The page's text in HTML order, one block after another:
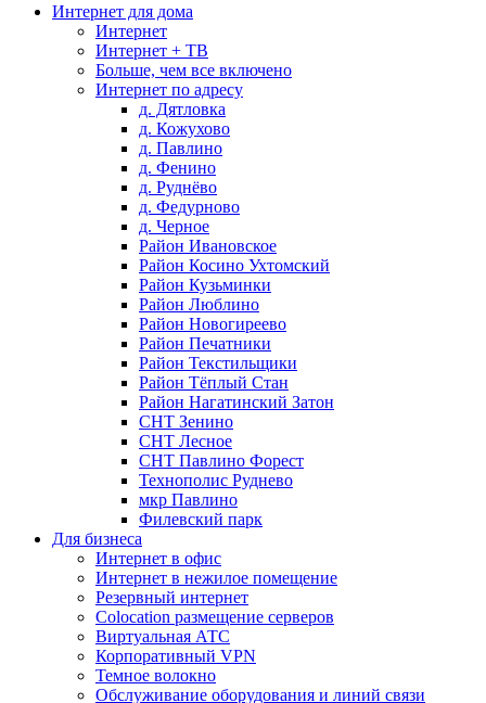
Интернет для дома
Интернет
Интернет + ТВ
Больше, чем все включено
Интернет по адресу
д. Дятловка
д. Кожухово
д. Павлино
д. Фенино
д. Руднёво
д. Федурново
д. Черное
Район Ивановское
Район Косино Ухтомский
Район Кузьминки
Район Люблино
Район Новогиреево
Район Печатники
Район Текстильщики
Район Тёплый Стан
Район Нагатинский Затон
СНТ Зенино
СНТ Лесное
СНТ Павлино Форест
Технополис Руднево
мкр Павлино
Филевский парк
Для бизнеса
Интернет в офис
Интернет в нежилое помещение
Резервный интернет
Colocation размещение серверов
Виртуальная АТС
Корпоративный VPN
Темное волокно
Обслуживание оборудования и линий связи